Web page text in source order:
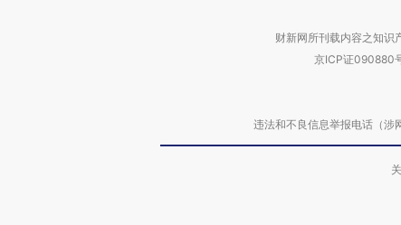
财新网所刊载内容之知识
京ICP证090880
违法和不良信息举报电话（